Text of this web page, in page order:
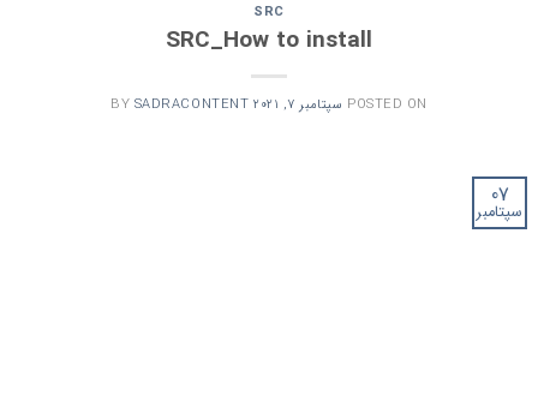
SRC
SRC_How to install
POSTED ON سپتامبر 7, 2021 BY SADRACONTENT
07
سپتامبر